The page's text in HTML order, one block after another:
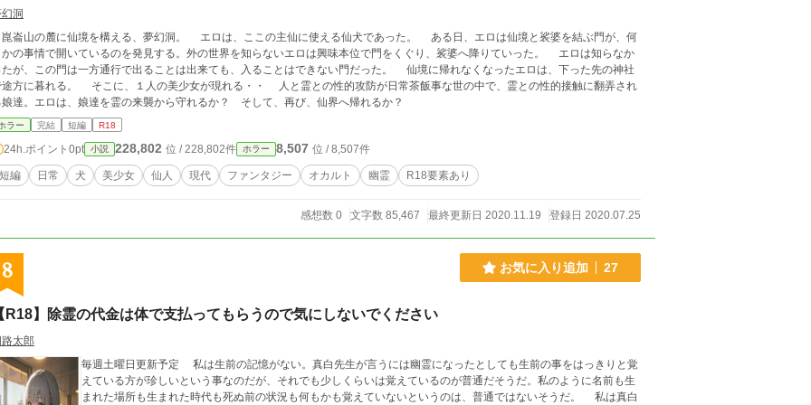
洞
崙山の麓に仙境を構える、夢幻洞。 エロは、ここの主仙に使える仙犬であった。 ある日、エロは仙境と裟婆を結ぶ門が、何
かの事情で開いているのを発見する。外の世界を知らないエロは興味本位で門をくぐり、裟婆へ降りていった。 エロは知らなか
たが、この門は一方通行で出ることは出来ても、入ることはできない門だった。 仙境に帰れなくなったエロは、下った先の神社
に暮れる。 そこに、１人の美少女が現れる・・ 人と霊との性的攻防が日常茶飯事な世の中で、霊との性的接触に翻弄され
娘達。エロは、娘達を霊の来襲から守れるか？ そして、再び、仙界へ帰れるか？
ラー 完結 短編 R18
24h.ポイント 0pt 小説 228,802 位 / 228,802件 ホラー 8,507 位 / 8,507件
短編 日常 犬 美少女 仙人 現代 ファンタジー オカルト 幽霊 R18要素あり
感想数 0 文字数 85,467 最終更新日 2020.11.19 登録日 2020.07.25
8 お気に入り追加 27
R18】除霊の代金は体で支払ってもらうので気にしないでください
太郎
毎週土曜日更新予定 私は生前の記憶がない。真白先生が言うには幽霊になったとしても生前の事をはっきりと覚
えている方が珍しいという事なのだが、それでも少しくらいは覚えているのが普通だそうだ。私のように名前も生
まれた場所も生まれた時代も死ぬ前の状況も何もかも覚えていないというのは、普通ではないそうだ。 私は真白